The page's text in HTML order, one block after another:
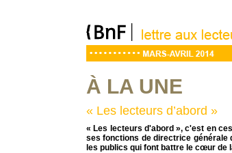
À LA UNE
« Les lecteurs d’abord »
« Les lecteurs d'abord », c'est en
ses fonctions de directrice générale
les publics qui font battre le cœur de